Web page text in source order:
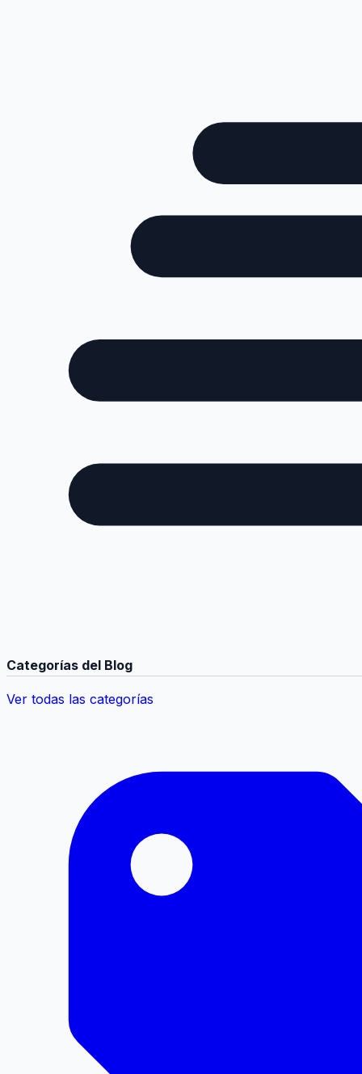
Categorías del Blog
Ver todas las categorías